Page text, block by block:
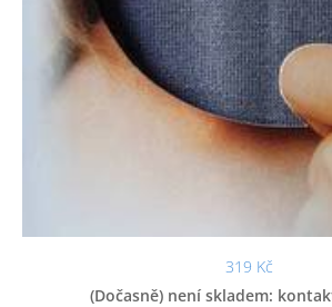
319 Kč
(Dočasně) není skladem: